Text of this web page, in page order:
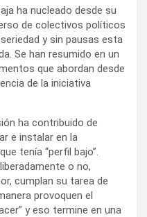
ha nucleado desde su
de colectivos políticos
y sin pausas esta
Se han resumido en un
que abordan desde
de la iniciativa
ha contribuido de
e instalar en la
tenía “perfil bajo”.
o no,
cumplan su tarea de
provoquen el
y eso termine en una